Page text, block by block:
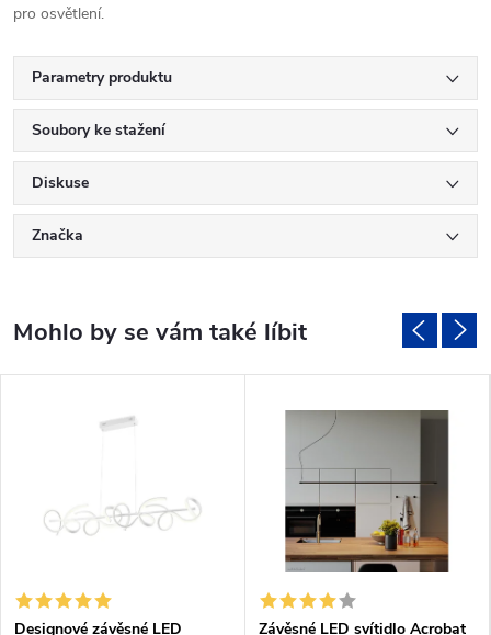
pro osvětlení.
Parametry produktu
Soubory ke stažení
Diskuse
Značka
Designové závěsné LED
Závěsné LED svítidlo Acrobat